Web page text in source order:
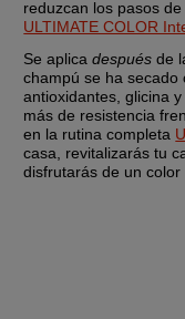
ULTIMATE COLOR
Se aplica después de
champú se ha secado
antioxidantes, glicina
más de resistencia
en la rutina completa
casa, revitalizarás tu
disfrutarás de un